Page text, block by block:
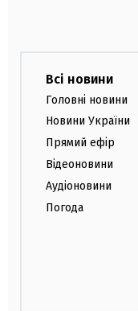
Всі новини
Головні новини
Новини України
Прямий ефір
Відеоновини
Аудіоновини
Погода